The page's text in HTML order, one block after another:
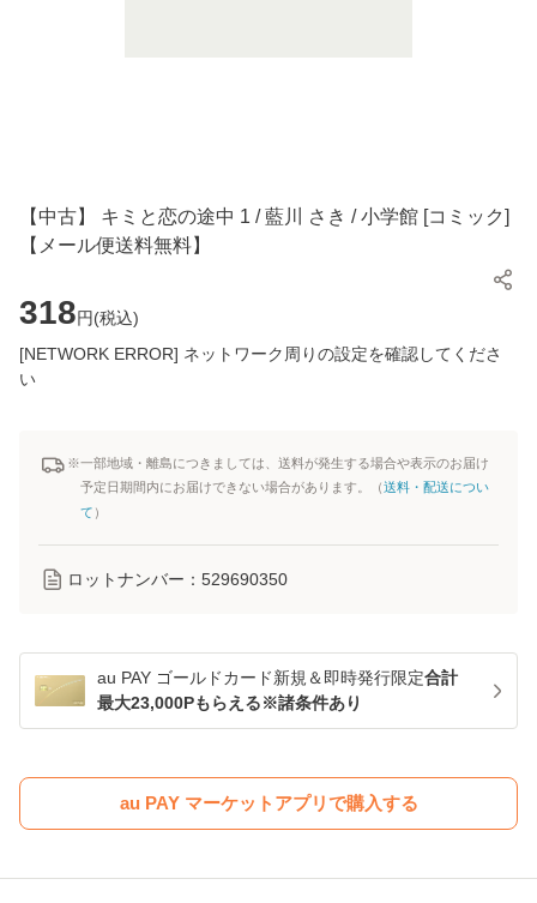
【中古】 キミと恋の途中 1 / 藍川 さき / 小学館 [コミック]
【メール便送料無料】
318円(税込)
[NETWORK ERROR] ネットワーク周りの設定を確認してくださ
い
※一部地域・離島につきましては、送料が発生する場合や表示のお届け
予定日期間内にお届けできない場合があります。（送料・配送につい
て ）
ロットナンバー： 529690350
au PAY ゴールドカード新規＆即時発行限定合計
最大23,000Pもらえる※諸条件あり
au PAY マーケットアプリで購入する